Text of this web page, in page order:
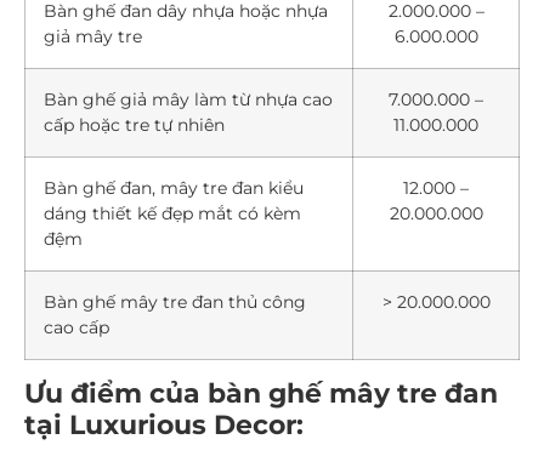
Bàn ghế đan dây nhựa hoặc nhựa
giả mây tre
2.000.000 –
6.000.000
Bàn ghế giả mây làm từ nhựa cao
cấp hoặc tre tự nhiên
7.000.000 –
11.000.000
Bàn ghế đan, mây tre đan kiểu
dáng thiết kế đẹp mắt có kèm
đệm
12.000 –
20.000.000
Bàn ghế mây tre đan thủ công
cao cấp
> 20.000.000
Ưu điểm của bàn ghế mây tre đan
tại Luxurious Decor: